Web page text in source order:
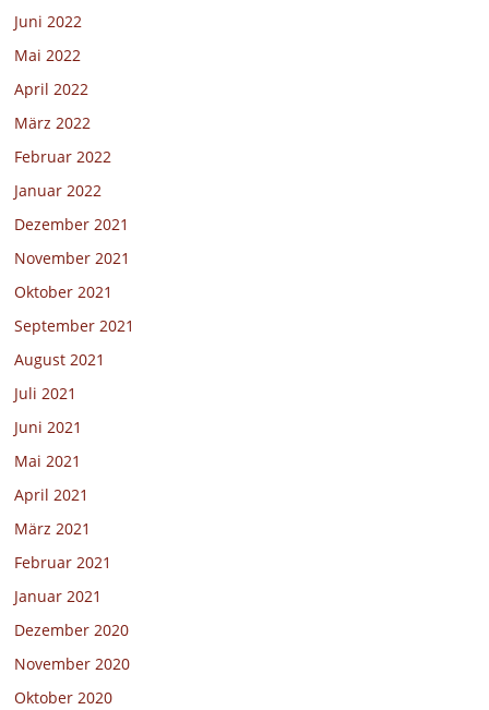
Juni 2022
Mai 2022
April 2022
März 2022
Februar 2022
Januar 2022
Dezember 2021
November 2021
Oktober 2021
September 2021
August 2021
Juli 2021
Juni 2021
Mai 2021
April 2021
März 2021
Februar 2021
Januar 2021
Dezember 2020
November 2020
Oktober 2020